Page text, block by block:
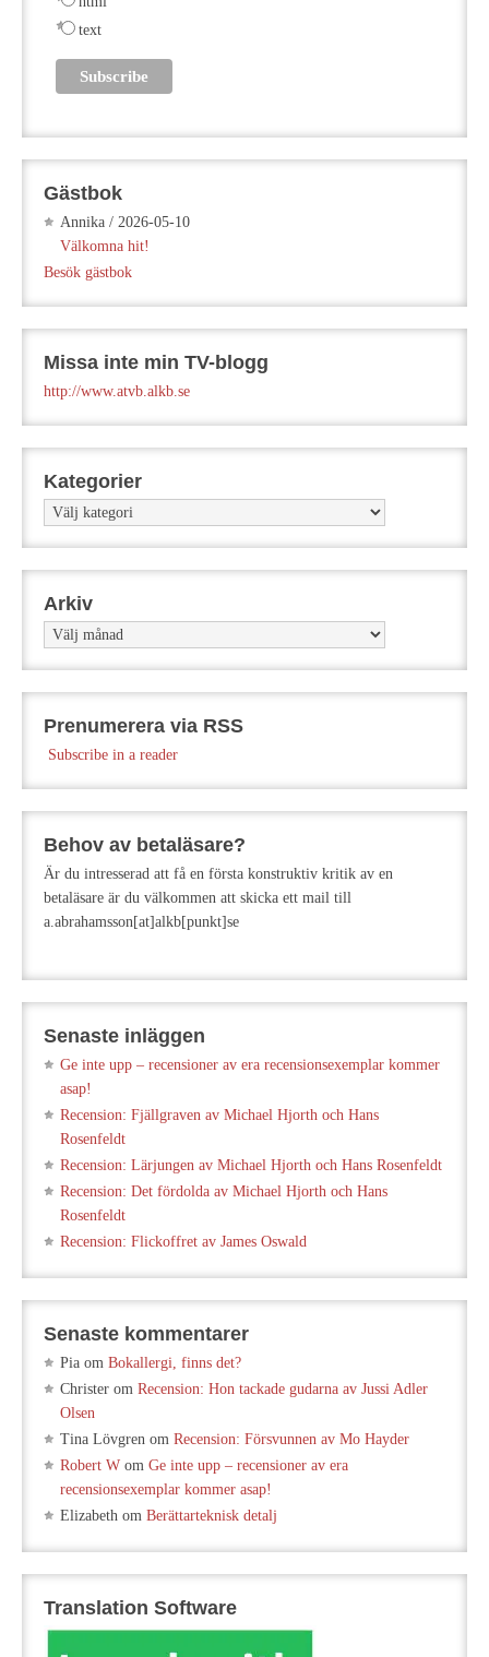
text
Gästbok
Annika / 2026-05-10
Välkomna hit!
Besök gästbok
Missa inte min TV-blogg
http://www.atvb.alkb.se
Kategorier
Kategorier
Arkiv
Arkiv
Prenumerera via RSS
Subscribe in a reader
Behov av betaläsare?
Är du intresserad att få en första konstruktiv kritik av en
betaläsare är du välkommen att skicka ett mail till
a.abrahamsson[at]alkb[punkt]se
Senaste inläggen
Ge inte upp – recensioner av era recensionsexemplar kommer
asap!
Recension: Fjällgraven av Michael Hjorth och Hans
Rosenfeldt
Recension: Lärjungen av Michael Hjorth och Hans Rosenfeldt
Recension: Det fördolda av Michael Hjorth och Hans
Rosenfeldt
Recension: Flickoffret av James Oswald
Senaste kommentarer
Pia om Bokallergi, finns det?
Christer om Recension: Hon tackade gudarna av Jussi Adler
Olsen
Tina Lövgren om Recension: Försvunnen av Mo Hayder
Robert W om Ge inte upp – recensioner av era
recensionsexemplar kommer asap!
Elizabeth om Berättarteknisk detalj
Translation Software